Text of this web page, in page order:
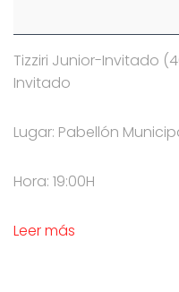
Tizziri Junior-Invitado
Invitado
Lugar: Pabellón
Hora: 19:00H
Leer más